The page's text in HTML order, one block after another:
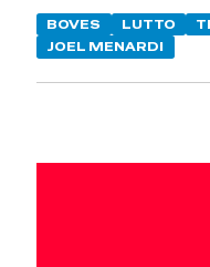
BOVES LUTTO
JOEL MENARDI